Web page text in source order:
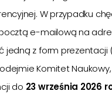
W przypadku
e-mailową na
jedną z form prezentacji
Komitet
do 23 września 2026